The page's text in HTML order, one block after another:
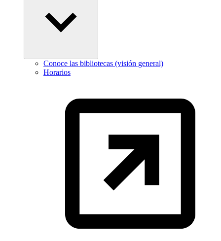
Conoce las bibliotecas (visión general)
Horarios